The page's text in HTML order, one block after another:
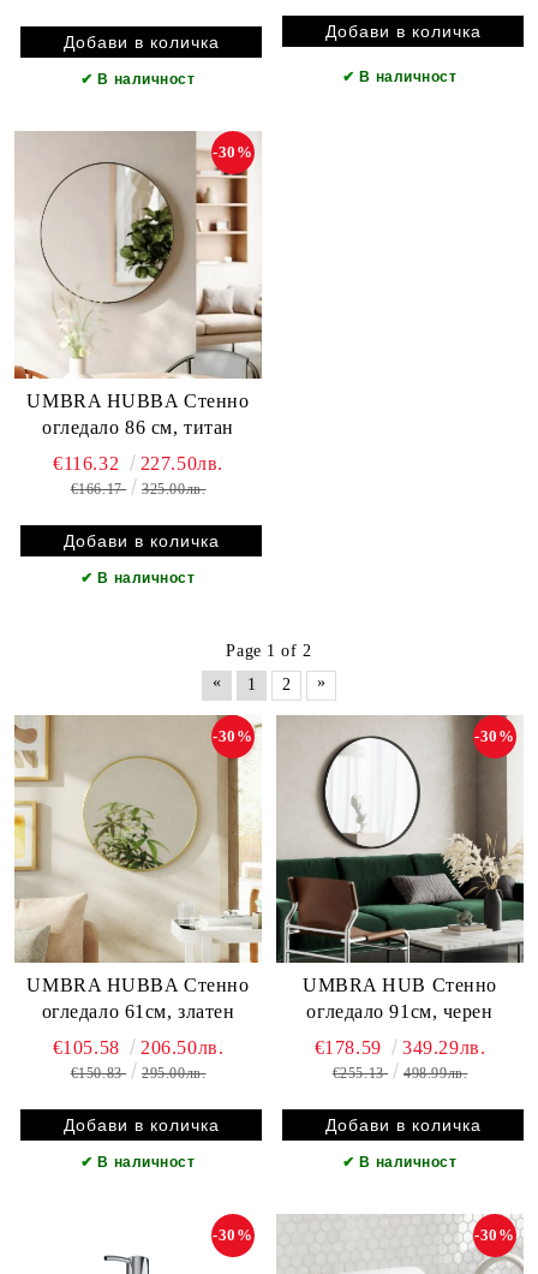
✔ В наличност ✔ В наличност
UMBRA HUBBA Стенно
огледало 86 см, титан
-30%
€116.32 227.50лв.
€166.17 325.00лв.
✔ В наличност
Page 1 of 2
«
1 2 »
UMBRA HUBBA Стенно
огледало 61см, златен
-30%
€105.58 206.50лв.
€150.83 295.00лв.
✔ В наличност
UMBRA HUB Стенно
огледало 91см, черен
-30%
€178.59 349.29лв.
€255.13 498.99лв.
✔ В наличност
-30% -30%